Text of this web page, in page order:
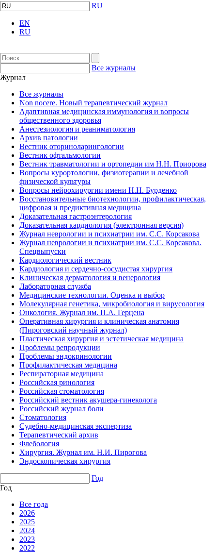
RU
EN
RU
Все журналы
Журнал
Все журналы
Non nocere. Новый терапевтический журнал
Адаптивная медицинская иммунология и вопросы
общественного здоровья
Анестезиология и реаниматология
Архив патологии
Вестник оториноларингологии
Вестник офтальмологии
Вестник травматологии и ортопедии им Н.Н. Приорова
Вопросы курортологии, физиотерапии и лечебной
физической культуры
Вопросы нейрохирургии имени Н.Н. Бурденко
Восстановительные биотехнологии, профилактическая,
цифровая и предиктивная медицина
Доказательная гастроэнтерология
Доказательная кардиология (электронная версия)
Журнал неврологии и психиатрии им. С.С. Корсакова
Журнал неврологии и психиатрии им. С.С. Корсакова.
Спецвыпуски
Кардиологический вестник
Кардиология и сердечно-сосудистая хирургия
Клиническая дерматология и венерология
Лабораторная служба
Медицинские технологии. Оценка и выбор
Молекулярная генетика, микробиология и вирусология
Онкология. Журнал им. П.А. Герцена
Оперативная хирургия и клиническая анатомия
(Пироговский научный журнал)
Пластическая хирургия и эстетическая медицина
Проблемы репродукции
Проблемы эндокринологии
Профилактическая медицина
Респираторная медицина
Российская ринология
Российская стоматология
Российский вестник акушера-гинеколога
Российский журнал боли
Стоматология
Судебно-медицинская экспертиза
Терапевтический архив
Флебология
Хирургия. Журнал им. Н.И. Пирогова
Эндоскопическая хирургия
Год
Год
Все года
2026
2025
2024
2023
2022